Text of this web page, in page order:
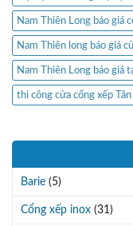
Nam Thiên Long báo giá
Nam Thiên long báo giá
Nam Thiên Long báo giá
thi công cửa cổng xếp
Barie (5)
Cổng xếp inox (31)